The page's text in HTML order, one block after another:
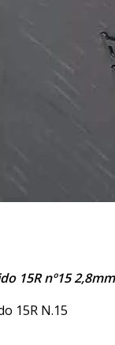
15R nº15
15R N.15